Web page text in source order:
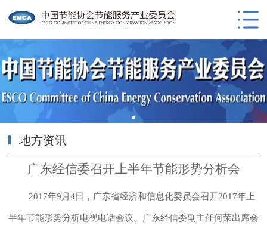
地方资讯
广东经信委召开上半年节能形势分析会
2017年9月4日，广东省经济和信息化委员会召开2017年上
半年节能形势分析电视电话会议。广东经信委副主任何荣出席会